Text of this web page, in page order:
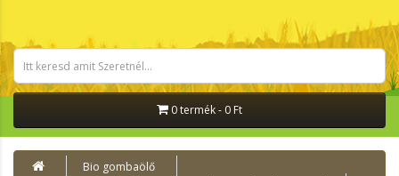
0 termék - 0 Ft
Bio gombaölő